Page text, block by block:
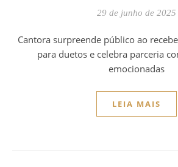
29 de junho de 2025
Cantora surpreende público ao receber líder do The Cure
para duetos e celebra parceria
emocionadas
LEIA MAIS